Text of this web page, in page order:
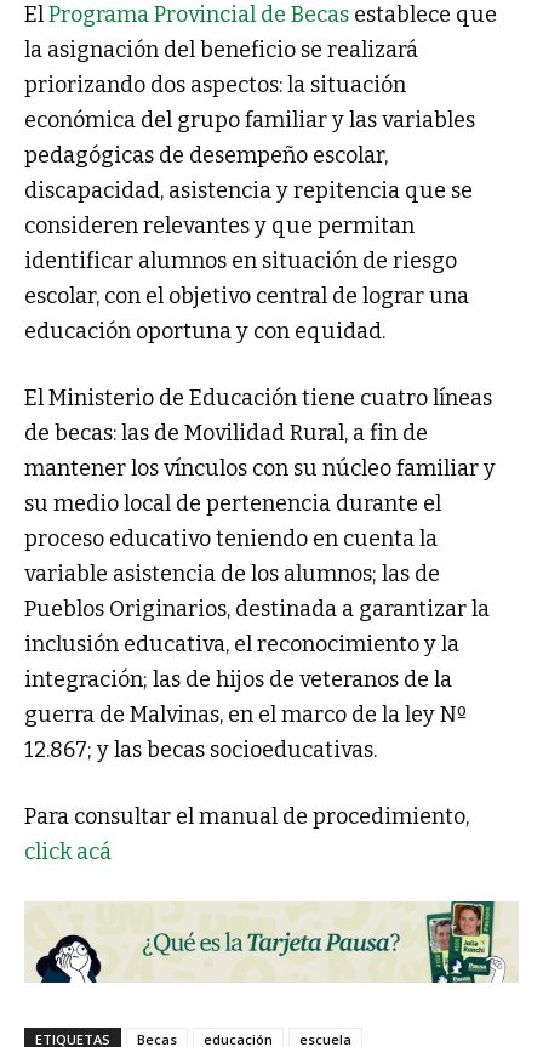
ElPrograma Provincial de Becas establece que
la asignación del beneficio se realizará
priorizando dos aspectos: la situación
económica del grupo familiar y las variables
pedagógicas de desempeño escolar,
discapacidad, asistencia y repitencia que se
consideren relevantes y que permitan
identificar alumnos en situación de riesgo
escolar, con el objetivo central de lograr una
educación oportuna y con equidad.
El Ministerio de Educación tiene cuatro líneas
de becas: las de Movilidad Rural, a fin de
mantener los vínculos con su núcleo familiar y
su medio local de pertenencia durante el
proceso educativo teniendo en cuenta la
variable asistencia de los alumnos; las de
Pueblos Originarios, destinada a garantizar la
inclusión educativa, el reconocimiento y la
integración; las de hijos de veteranos de la
guerra de Malvinas, en el marco de la ley Nº
12.867; y las becas socioeducativas.
Para consultar el manual de procedimiento,
click acá
ETIQUETAS Becas educación escuela